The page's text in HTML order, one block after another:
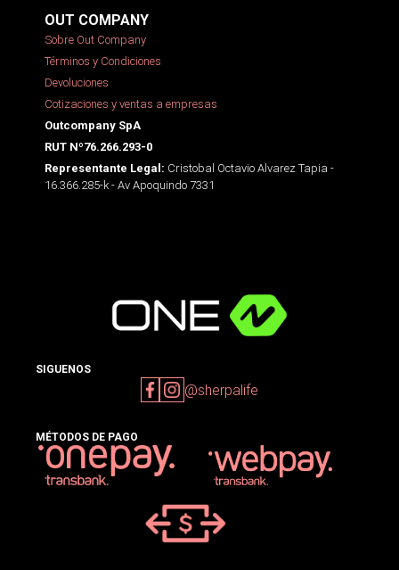
OUT COMPANY
Sobre Out Company
Términos y Condiciones
Devoluciones
Cotizaciones y ventas a empresas
Outcompany SpA
RUT Nº76.266.293-0
Representante Legal: Cristobal Octavio Alvarez Tapia -
16.366.285-k - Av Apoquindo 7331
SIGUENOS
@sherpalife
MÉTODOS DE PAGO